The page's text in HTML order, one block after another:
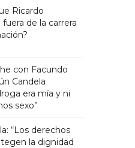
Ricardo
de la carrera
con Facundo
Candela
era mía y ni
sexo”
“Los derechos
la dignidad